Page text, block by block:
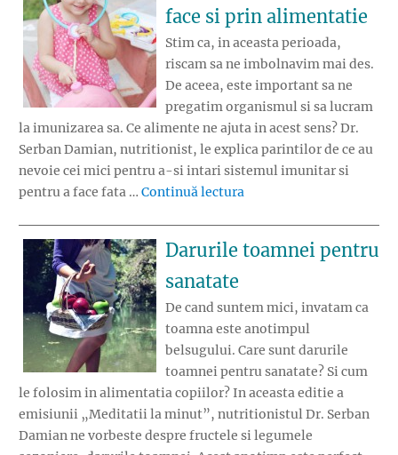
face si prin alimentatie
Stim ca, in aceasta perioada,
riscam sa ne imbolnavim mai des.
De aceea, este important sa ne
pregatim organismul si sa lucram
la imunizarea sa. Ce alimente ne ajuta in acest sens? Dr.
Serban Damian, nutritionist, le explica parintilor de ce au
nevoie cei mici pentru a-si intari sistemul imunitar si
pentru a face fata … Continuă lectura
Darurile toamnei pentru
sanatate
De cand suntem mici, invatam ca
toamna este anotimpul
belsugului. Care sunt darurile
toamnei pentru sanatate? Si cum
le folosim in alimentatia copiilor? In aceasta editie a
emisiunii „Meditatii la minut”, nutritionistul Dr. Serban
Damian ne vorbeste despre fructele si legumele